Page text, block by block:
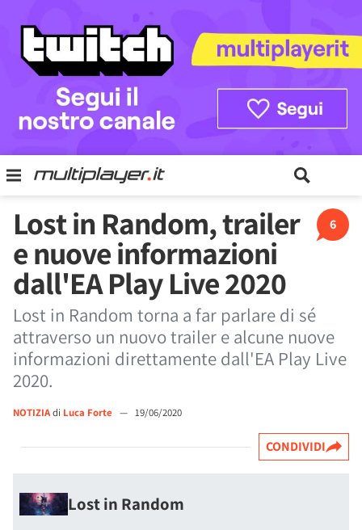
6
Lost in Random, trailer
e nuove informazioni
dall'EA Play Live 2020
Lost in Random torna a far parlare di sé
attraverso un nuovo trailer e alcune nuove
informazioni direttamente dall'EA Play Live
2020.
NOTIZIAdi Luca Forte — 19/06/2020
CONDIVIDI
Lost in Random